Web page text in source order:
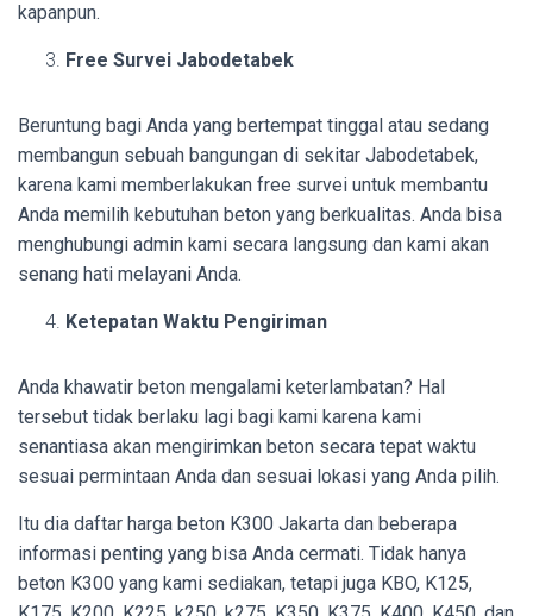
kapanpun.
Free Survei Jabodetabek
Beruntung bagi Anda yang bertempat tinggal atau sedang
membangun sebuah bangungan di sekitar Jabodetabek,
karena kami memberlakukan free survei untuk membantu
Anda memilih kebutuhan beton yang berkualitas. Anda bisa
menghubungi admin kami secara langsung dan kami akan
senang hati melayani Anda.
Ketepatan Waktu Pengiriman
Anda khawatir beton mengalami keterlambatan? Hal
tersebut tidak berlaku lagi bagi kami karena kami
senantiasa akan mengirimkan beton secara tepat waktu
sesuai permintaan Anda dan sesuai lokasi yang Anda pilih.
Itu dia daftar harga beton K300 Jakarta dan beberapa
informasi penting yang bisa Anda cermati. Tidak hanya
beton K300 yang kami sediakan, tetapi juga KBO, K125,